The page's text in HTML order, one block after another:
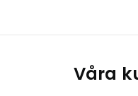
Våra